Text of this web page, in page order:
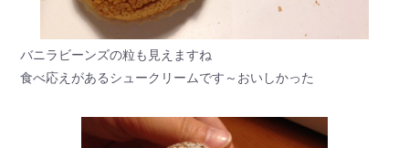
バニラビーンズの粒も見えますね
食べ応えがあるシュークリームです～おいしかった